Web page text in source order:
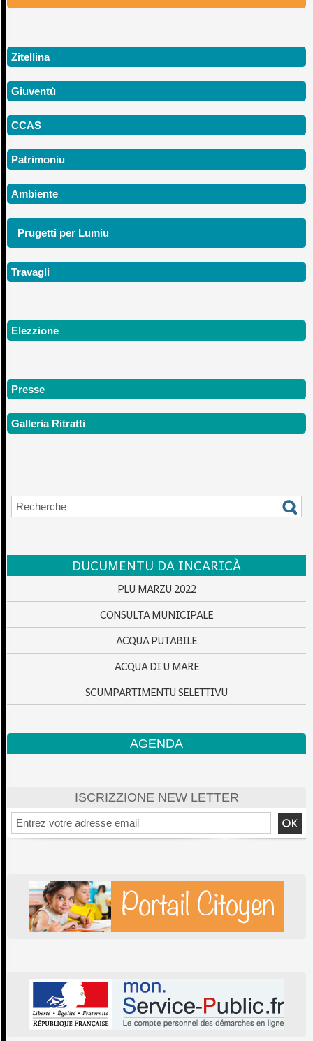
Zitellina
Giuventù
CCAS
Patrimoniu
Ambiente
Prugetti per Lumiu
Travagli
Elezzione
Presse
Galleria Ritratti
DUCUMENTU DA INCARICÀ
PLU MARZU 2022
CONSULTA MUNICIPALE
ACQUA PUTABILE
ACQUA DI U MARE
SCUMPARTIMENTU SELETTIVU
AGENDA
ISCRIZZIONE NEW LETTER